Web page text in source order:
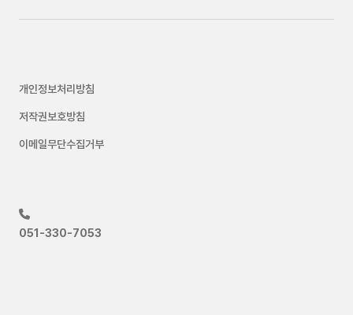
개인정보처리방침
저작권보호방침
이메일무단수집거부
051-330-7053